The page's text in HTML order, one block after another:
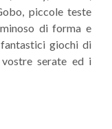
piccole teste
di forma e
giochi di
serate ed i